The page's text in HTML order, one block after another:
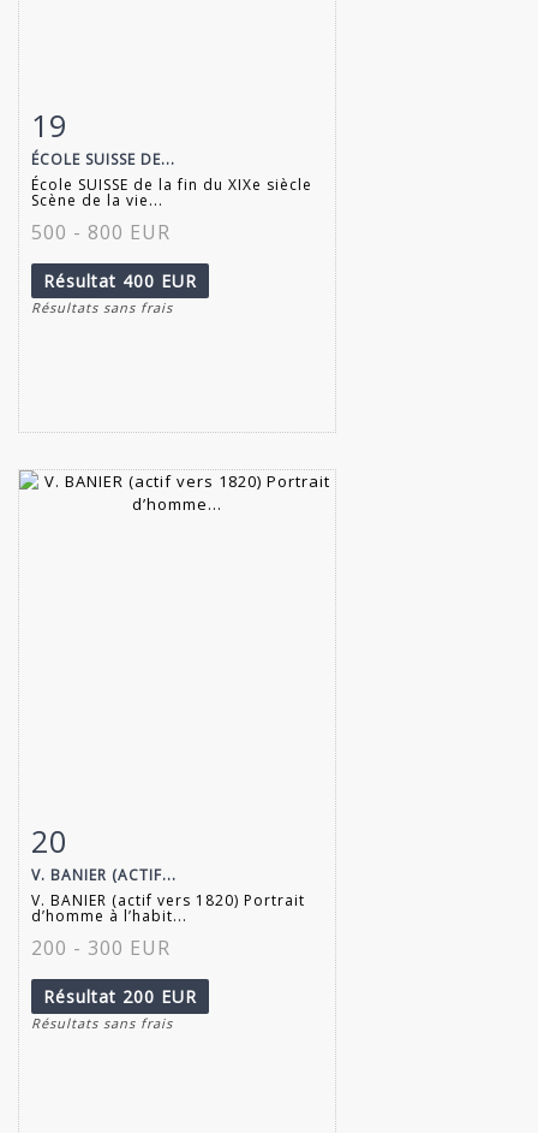
Fiche détaillée
19
ÉCOLE SUISSE DE...
École SUISSE de la fin du XIXe siècle
Scène de la vie...
500 - 800 EUR
Résultat 400 EUR
Résultats sans frais
Fiche détaillée
20
V. BANIER (ACTIF...
V. BANIER (actif vers 1820) Portrait
d’homme à l’habit...
200 - 300 EUR
Résultat 200 EUR
Résultats sans frais